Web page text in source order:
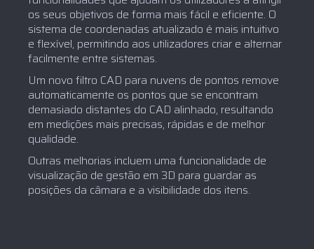
os seus objetivos de forma mais fácil e eficiente. O
sistema de coordenadas atualizado é mais intuitivo
e flexível, permitindo aos utilizadores criar e alternar
facilmente entre sistemas.
Um novo filtro CAD para nuvens de pontos remove
automaticamente os pontos que se encontram
demasiado distantes do CAD alinhado, resultando
em medições mais precisas, rápidas e de melhor
qualidade.
Outras melhorias incluem uma funcionalidade de
visualização de gestão em 3D para guardar as
posições da câmara e a visibilidade dos itens.